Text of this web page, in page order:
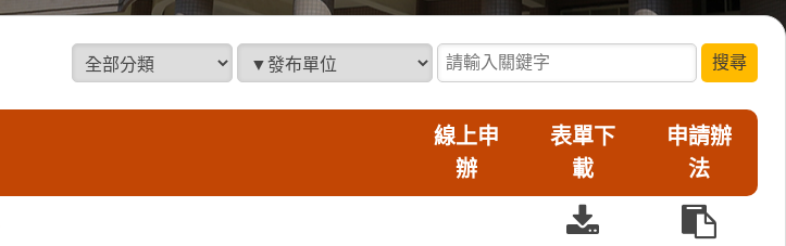
372102
分類項目 發布單位 請輸入關鍵字
線上申
辦
表單下
載
申請辦
法